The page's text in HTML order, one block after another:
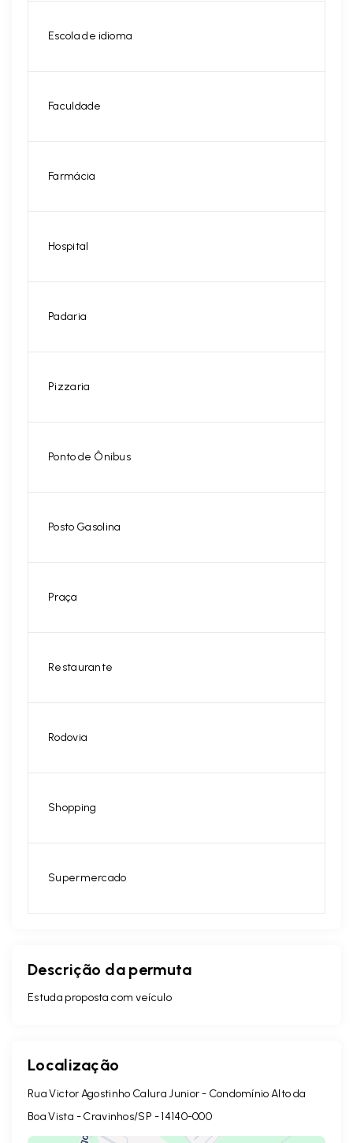
Escola de idioma
Faculdade
Farmácia
Hospital
Padaria
Pizzaria
Ponto de Ônibus
Posto Gasolina
Praça
Restaurante
Rodovia
Shopping
Supermercado
Descrição da permuta
Estuda proposta com veículo
Localização
Rua Victor Agostinho Calura Junior - Condomínio Alto da
Boa Vista - Cravinhos/SP - 14140-000